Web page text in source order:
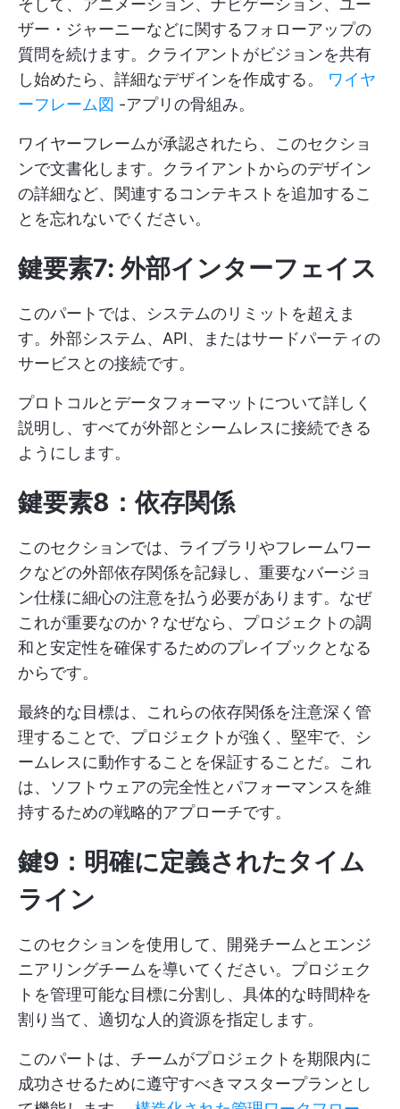
ザー・ジャーニーなどに関するフォローアップの
質問を続けます。クライアントがビジョンを共有
し始めたら、詳細なデザインを作成する。 ワイヤ
ーフレーム図 -アプリの骨組み。
ワイヤーフレームが承認されたら、このセクショ
ンで文書化します。クライアントからのデザイン
の詳細など、関連するコンテキストを追加するこ
とを忘れないでください。
鍵要素7: 外部インターフェイス
このパートでは、システムのリミットを超えま
す。外部システム、API、またはサードパーティの
サービスとの接続です。
プロトコルとデータフォーマットについて詳しく
説明し、すべてが外部とシームレスに接続できる
ようにします。
鍵要素8：依存関係
このセクションでは、ライブラリやフレームワー
クなどの外部依存関係を記録し、重要なバージョ
ン仕様に細心の注意を払う必要があります。なぜ
これが重要なのか？なぜなら、プロジェクトの調
和と安定性を確保するためのプレイブックとなる
からです。
最終的な目標は、これらの依存関係を注意深く管
理することで、プロジェクトが強く、堅牢で、シ
ームレスに動作することを保証することだ。これ
は、ソフトウェアの完全性とパフォーマンスを維
持するための戦略的アプローチです。
鍵9：明確に定義されたタイム
ライン
このセクションを使用して、開発チームとエンジ
ニアリングチームを導いてください。プロジェク
トを管理可能な目標に分割し、具体的な時間枠を
割り当て、適切な人的資源を指定します。
このパートは、チームがプロジェクトを期限内に
成功させるために遵守すべきマスタープランとし